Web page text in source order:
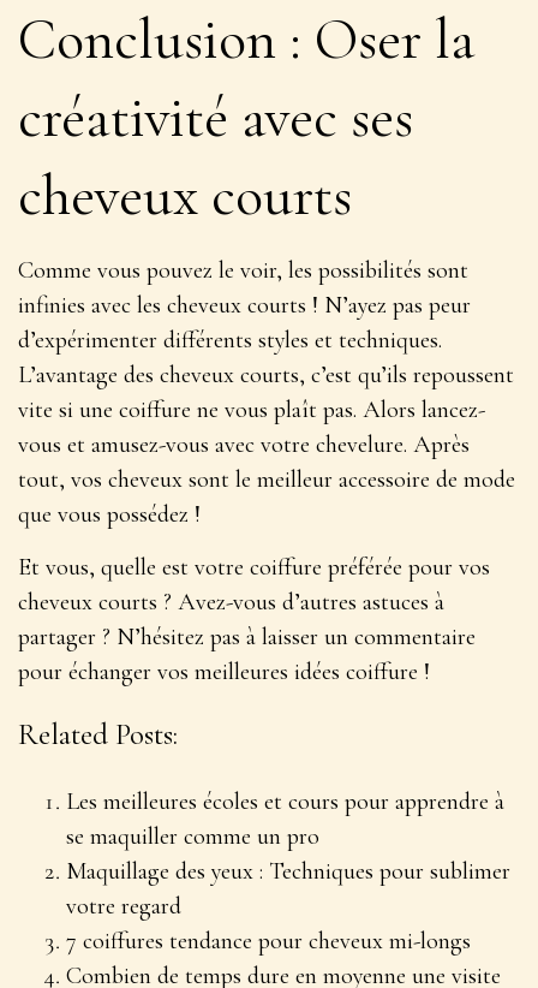
Conclusion : Oser la
créativité avec ses
cheveux courts
Comme vous pouvez le voir, les possibilités sont
infinies avec les cheveux courts ! N’ayez pas peur
d’expérimenter différents styles et techniques.
L’avantage des cheveux courts, c’est qu’ils repoussent
vite si une coiffure ne vous plaît pas. Alors lancez-
vous et amusez-vous avec votre chevelure. Après
tout, vos cheveux sont le meilleur accessoire de mode
que vous possédez !
Et vous, quelle est votre coiffure préférée pour vos
cheveux courts ? Avez-vous d’autres astuces à
partager ? N’hésitez pas à laisser un commentaire
pour échanger vos meilleures idées coiffure !
Related Posts:
Les meilleures écoles et cours pour apprendre à
se maquiller comme un pro
Maquillage des yeux : Techniques pour sublimer
votre regard
7 coiffures tendance pour cheveux mi-longs
Combien de temps dure en moyenne une visite